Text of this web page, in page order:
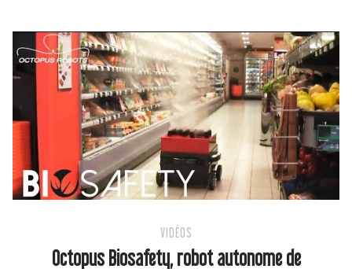
VIDÉOS
Octopus Biosafety, robot autonome de